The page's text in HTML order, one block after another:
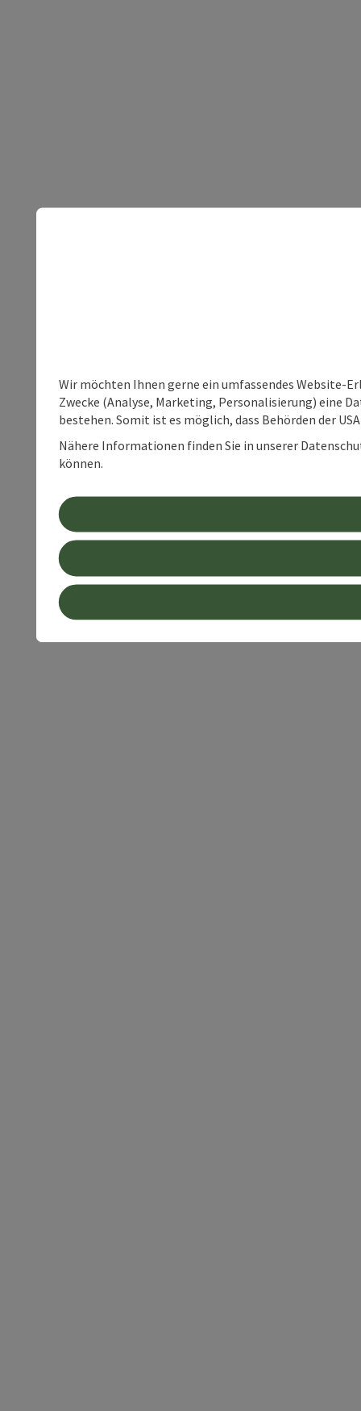
Wir möchten Ihnen gerne ein umfassendes Website-
Zwecke (Analyse, Marketing, Personalisierung) eine
bestehen. Somit ist es möglich, dass Behörden der
Nähere Informationen finden Sie in unserer
können.